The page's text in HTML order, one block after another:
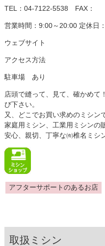
TEL：04-7122-5538 FAX：
営業時間：9:00～20:00 定休日
ウェブサイト
アクセス方法
駐車場 あり
店頭で縫って、見て、確かめて
び下さい。
又、どこでお買い求めのミシン
家庭用ミシン、工業用ミシンの
安心、親切、丁寧な㈲椎名ミシ
アフターサポートのあるお店
取扱ミシン